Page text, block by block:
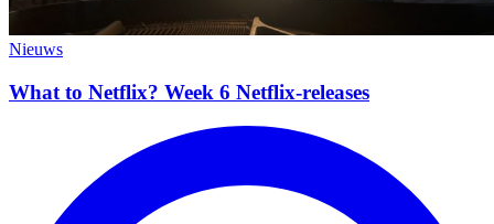
Nieuws
What to Netflix? Week 6 Netflix-releases